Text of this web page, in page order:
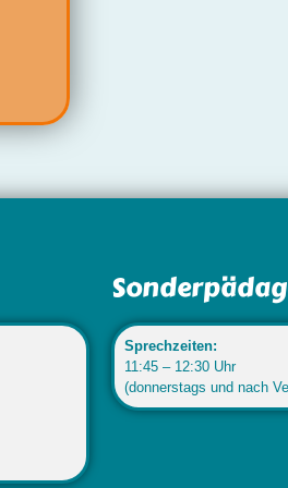
Sprechzeiten:
11:45 – 12:30 Uhr
(donnerstags und nach